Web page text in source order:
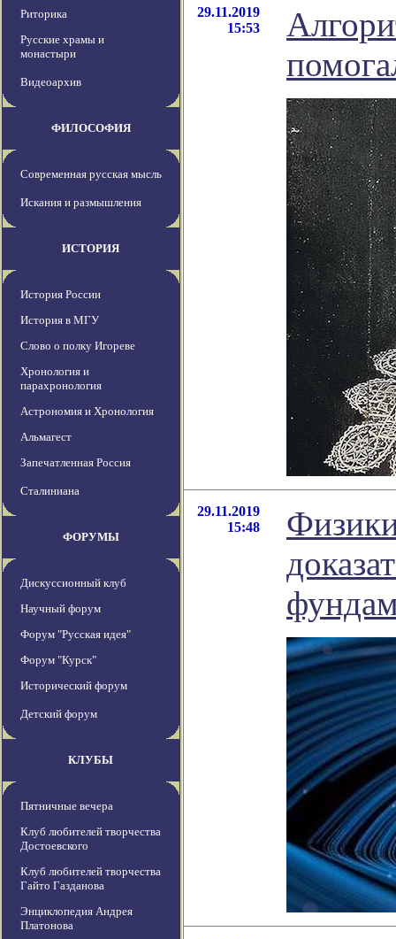
Риторика
Русские храмы и
монастыри
Видеоархив
ФИЛОСОФИЯ
Современная русская мысль
Искания и размышления
ИСТОРИЯ
История России
История в МГУ
Слово о полку Игореве
Хронология и
парахронология
Астрономия и Хронология
Альмагест
Запечатленная Россия
Сталиниана
ФОРУМЫ
Дискуссионный клуб
Научный форум
Форум "Русская идея"
Форум "Курск"
Исторический форум
Детский форум
КЛУБЫ
Пятничные вечера
Клуб любителей творчества
Достоевского
Клуб любителей творчества
Гайто Газданова
Энциклопедия Андрея
Платонова
29.11.2019
15:53
29.11.2019
15:48